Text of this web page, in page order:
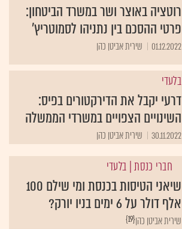
רוטציה באוצר ושר במשרד הביטחון:
פרטי ההסכם בין נתניהו לסמוטריץ'
01.12.2022 שירית אביטן כהן
בלעדי
דרעי יקבל את הדירקטורים בפיס:
השינויים הצפויים במשרדי הממשלה
30.11.2022 שירית אביטן כהן
חברי כנסת| בלעדי
שיאני הטיסות בכנסת ומי שילם 100
אלף דולר על 6 ימים בניו יורק?
{19}שירית אביטן כהן